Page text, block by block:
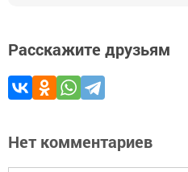
Расскажите друзьям
Нет комментариев